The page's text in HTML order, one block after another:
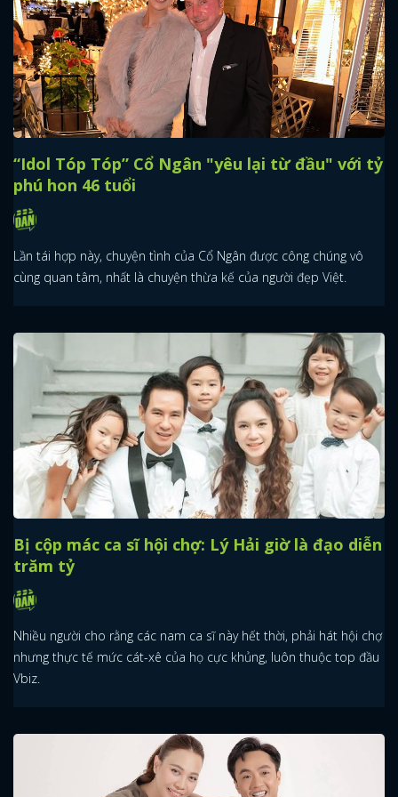
“Idol Tóp Tóp” Cổ Ngân "yêu lại từ đầu" với tỷ
phú hon 46 tuổi
Lần tái hợp này, chuyện tình của Cổ Ngân được công chúng vô
cùng quan tâm, nhất là chuyện thừa kế của người đẹp Việt.
Bị cộp mác ca sĩ hội chợ: Lý Hải giờ là đạo diễn
trăm tỷ
Nhiều người cho rằng các nam ca sĩ này hết thời, phải hát hội chợ
nhưng thực tế mức cát-xê của họ cực khủng, luôn thuộc top đầu
Vbiz.